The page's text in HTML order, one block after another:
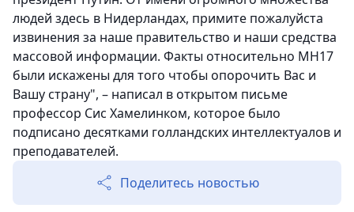
людей здесь в Нидерландах, примите пожалуйста
извинения за наше правительство и наши средства
массовой информации. Факты относительно MH17
были искажены для того чтобы опорочить Вас и
Вашу страну", – написал в открытом письме
профессор Сис Хамелинком, которое было
подписано десятками голландских интеллектуалов и
преподавателей.
Поделитесь новостью